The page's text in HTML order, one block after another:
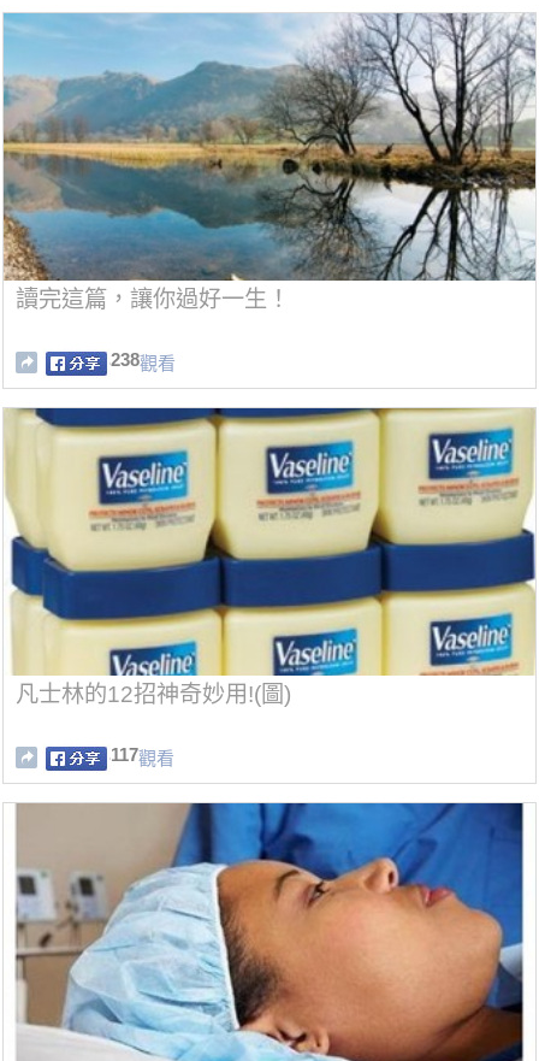
讀完這篇，讓你過好一生！
238觀看
凡士林的12招神奇妙用!(圖)
117觀看